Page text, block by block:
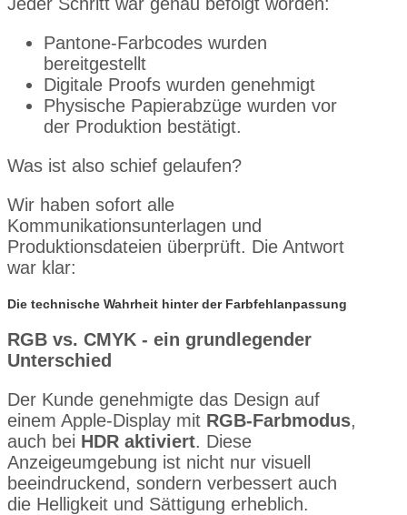
Pantone-Farbcodes wurden
bereitgestellt
Digitale Proofs wurden genehmigt
Physische Papierabzüge wurden vor
der Produktion bestätigt.
Was ist also schief gelaufen?
Wir haben sofort alle
Kommunikationsunterlagen und
Produktionsdateien überprüft. Die Antwort
war klar:
Die technische Wahrheit hinter der Farbfehlanpassung
RGB vs. CMYK - ein grundlegender
Unterschied
Der Kunde genehmigte das Design auf
einem Apple-Display mit RGB-Farbmodus,
auch bei HDR aktiviert. Diese
Anzeigeumgebung ist nicht nur visuell
beeindruckend, sondern verbessert auch
die Helligkeit und Sättigung erheblich.